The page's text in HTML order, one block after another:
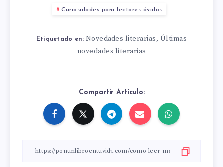
Curiosidades para lectores ávidos
Etiquetado en: Novedades literarias, Últimas
novedades literarias
Compartir Artículo: